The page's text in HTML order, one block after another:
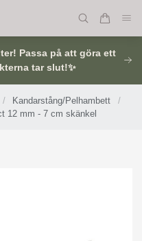
Passa på att göra ett
tar slut!✨
/ Kandarstång/Pelhambett
/
12 mm - 7 cm skänkel